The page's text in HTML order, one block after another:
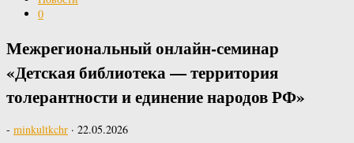
0
Межрегиональный онлайн-семинар
«Детская библиотека — территория
толерантности и единение народов РФ»
- minkultkchr · 22.05.2026